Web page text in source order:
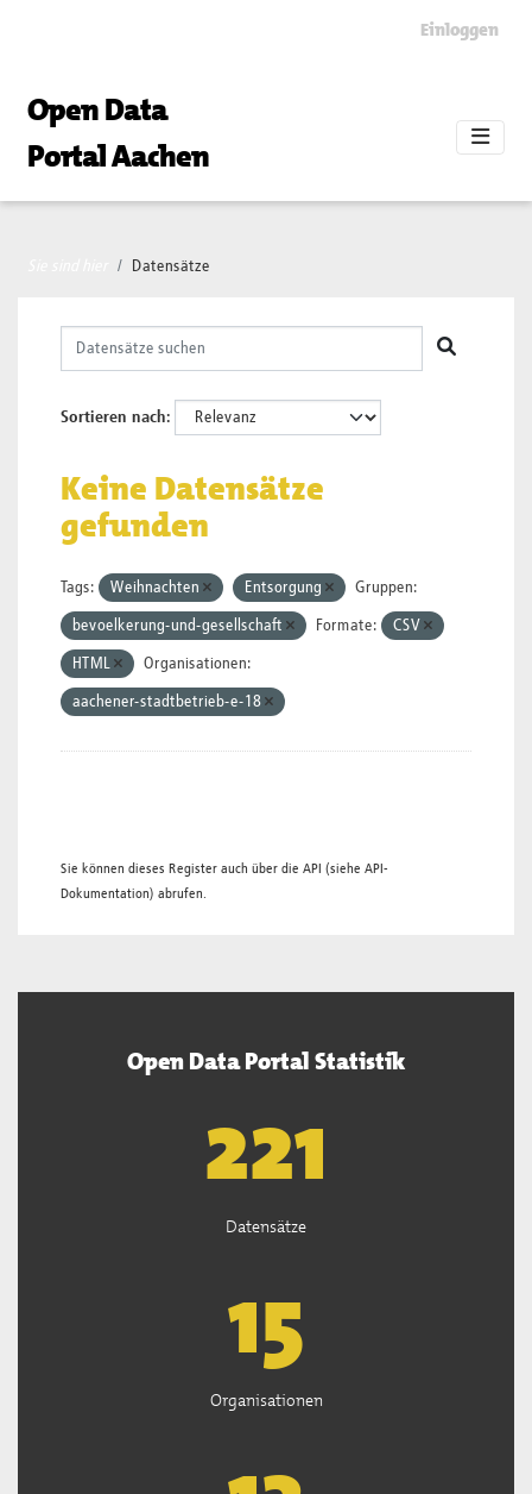
Einloggen
Open Data
Portal Aachen
Datensätze
Sortieren nach
Keine Datensätze
gefunden
Tags: Weihnachten Entsorgung Gruppen:
bevoelkerung-und-gesellschaft Formate: CSV
HTML Organisationen:
aachener-stadtbetrieb-e-18
Sie können dieses Register auch über die API (siehe API-
Dokumentation) abrufen.
Open Data Portal Statistik
222
Datensätze
15
Organisationen